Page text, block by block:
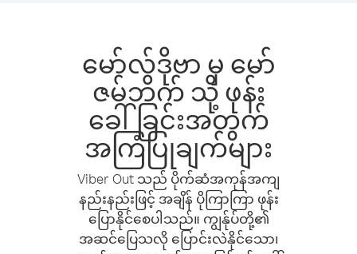
မော်လ်ဒိုဗာ မှ မော်
ဇမ်ဘိက် သို့ ဖုန်း
ခေါ်ခြင်းအတွက်
အကြံပြုချက်များ
Viber Out သည် ပိုက်ဆံအကုန်အကျ
နည်းနည်းဖြင့် အချိန် ပိုကြာကြာ ဖုန်း
ပြောနိုင်စေပါသည်။ ကျွန်ုပ်တို့၏
အဆင်ပြေသလို ပြောင်းလဲနိုင်သော၊